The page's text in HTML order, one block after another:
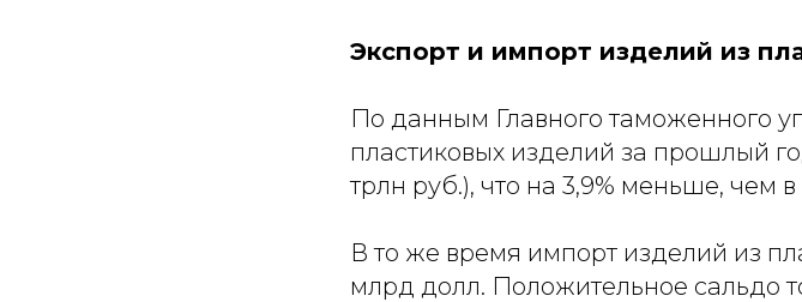
Экспорт и импорт изделий из
По данным Главного таможенного
пластиковых изделий за прошлый
трлн руб.), что на 3,9% меньше, чем в
В то же время импорт изделий из
млрд долл. Положительное сальдо